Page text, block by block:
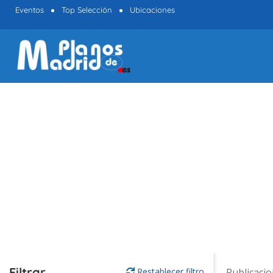
Eventos Top Selección Ubicaciones